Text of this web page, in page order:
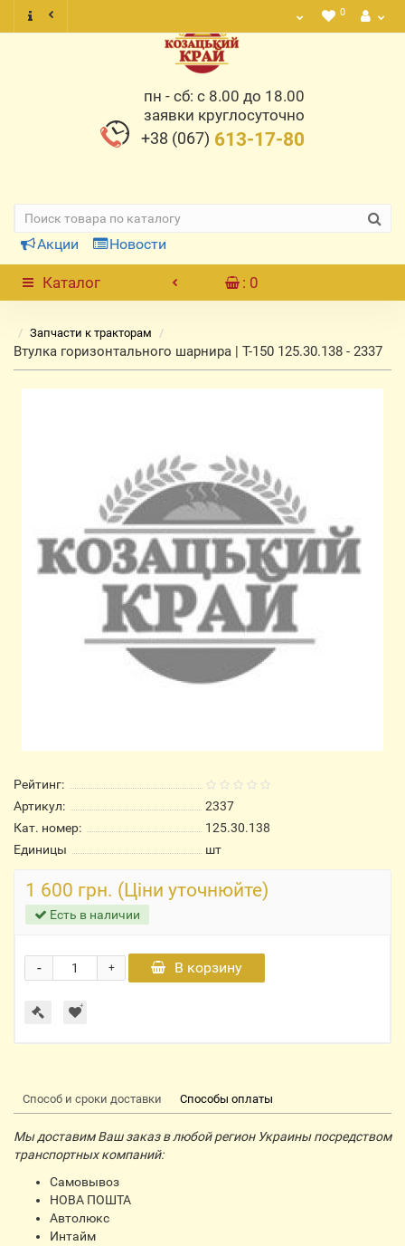
0
пн - сб: с 8.00 до 18.00
заявки круглосуточно
+38 (067) 613-17-80
Акции Новости
Каталог : 0
Запчасти к тракторам
Втулка горизонтального шарнира | Т-150 125.30.138 - 2337
Рейтинг:
Артикул:
2337
Кат. номер:
125.30.138
Единицы
шт
1 600 грн. (Ціни уточнюйте)
Есть в наличии
+
- В корзину
Способ и сроки доставки Способы оплаты
Мы доставим Ваш заказ в любой регион Украины посредством
транспортных компаний:
Самовывоз
НОВА ПОШТА
Автолюкс
Интайм